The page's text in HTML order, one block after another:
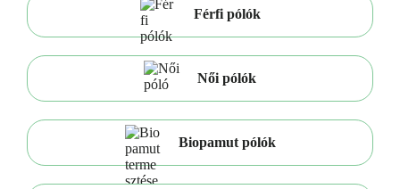
Férfi pólók
Női pólók
Biopamut pólók